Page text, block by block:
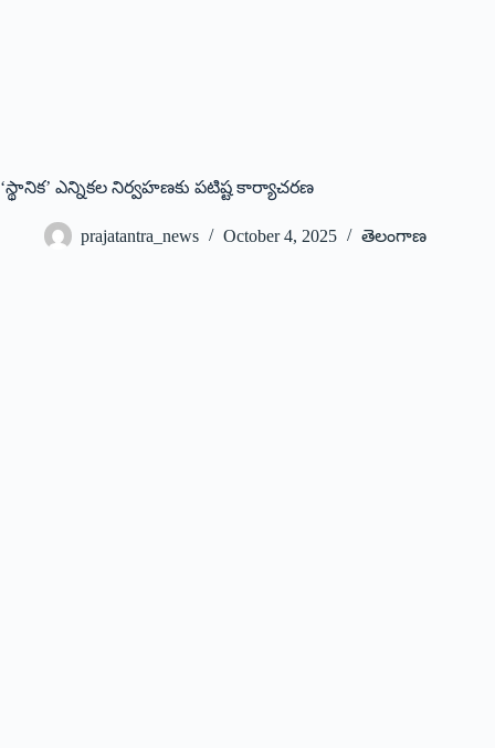
‘స్థానిక’ ఎన్నికల నిర్వహణకు పటిష్ట కార్యాచరణ
prajatantra_news October 4, 2025 తెలంగాణ